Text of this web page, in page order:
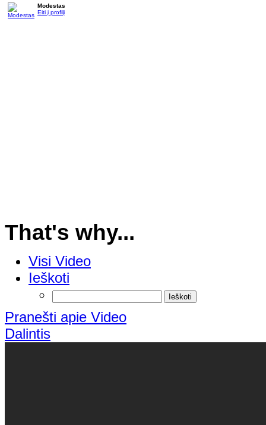
Modestas
Eiti į profilį
That's why...
Visi Video
Ieškoti
Pranešti apie Video
Dalintis